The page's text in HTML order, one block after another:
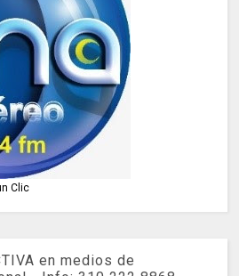
Clic
en medios de